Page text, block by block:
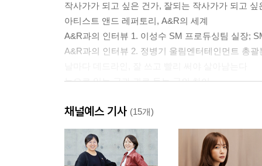
작사가가 되고 싶은 건가, 잘되는 작사가가 되고 싶
아티스트 앤드 레퍼토리, A&R의 세계
A&R과의 인터뷰 1. 이성수 SM 프로듀싱팀 실장;
A&R과의 인터뷰 2. 정병기 울림엔터테인먼트 총
눈으로 읽는 글과 귀로 듣는 글의 차이
OST는 어떻게 만들어지는가
2부 좋은 사람들의 삶은 노래로 남는다 _소통과 관
채널예스 기사 (15개)